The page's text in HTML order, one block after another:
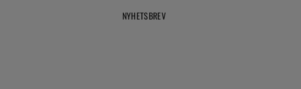
NYHETSBREV